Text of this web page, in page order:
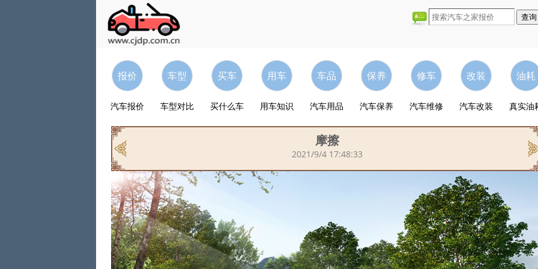
报价
汽车报价
车型
车型对比
买车
买什么车
用车
用车知识
车品
汽车用品
保养
汽车保养
修车
汽车维修
改装
汽车改装
油耗
真实油
摩擦
2021/9/4 17:48:33